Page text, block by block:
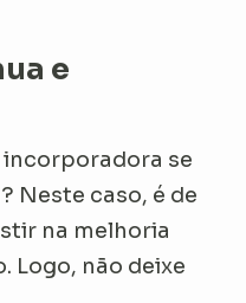
e
se
Neste caso, é de
na melhoria
Logo, não deixe